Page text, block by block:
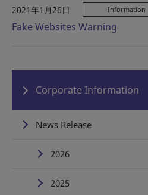
2021年1月26日 Information
Fake Websites Warning
Corporate Information
News Release
2026
2025